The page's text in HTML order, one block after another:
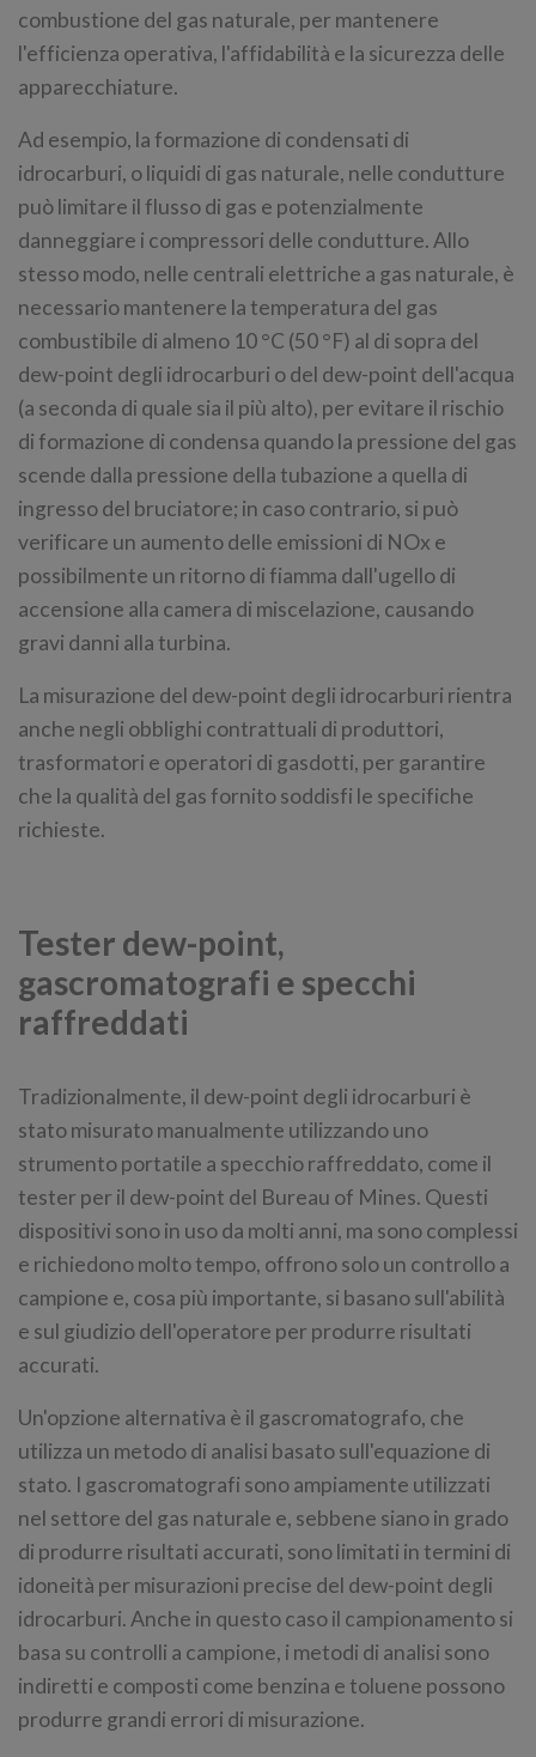
combustione del gas naturale, per mantenere
l'efficienza operativa, l'affidabilità e la sicurezza delle
apparecchiature.
Ad esempio, la formazione di condensati di
idrocarburi, o liquidi di gas naturale, nelle condutture
può limitare il flusso di gas e potenzialmente
danneggiare i compressori delle condutture. Allo
stesso modo, nelle centrali elettriche a gas naturale, è
necessario mantenere la temperatura del gas
combustibile di almeno 10 °C (50 °F) al di sopra del
dew-point degli idrocarburi o del dew-point dell'acqua
(a seconda di quale sia il più alto), per evitare il rischio
di formazione di condensa quando la pressione del gas
scende dalla pressione della tubazione a quella di
ingresso del bruciatore; in caso contrario, si può
verificare un aumento delle emissioni di NOx e
possibilmente un ritorno di fiamma dall'ugello di
accensione alla camera di miscelazione, causando
gravi danni alla turbina.
La misurazione del dew-point degli idrocarburi rientra
anche negli obblighi contrattuali di produttori,
trasformatori e operatori di gasdotti, per garantire
che la qualità del gas fornito soddisfi le specifiche
richieste.
Tester dew-point,
gascromatografi e specchi
raffreddati
Tradizionalmente, il dew-point degli idrocarburi è
stato misurato manualmente utilizzando uno
strumento portatile a specchio raffreddato, come il
tester per il dew-point del Bureau of Mines. Questi
dispositivi sono in uso da molti anni, ma sono complessi
e richiedono molto tempo, offrono solo un controllo a
campione e, cosa più importante, si basano sull'abilità
e sul giudizio dell'operatore per produrre risultati
accurati.
Un'opzione alternativa è il gascromatografo, che
utilizza un metodo di analisi basato sull'equazione di
stato. I gascromatografi sono ampiamente utilizzati
nel settore del gas naturale e, sebbene siano in grado
di produrre risultati accurati, sono limitati in termini di
idoneità per misurazioni precise del dew-point degli
idrocarburi. Anche in questo caso il campionamento si
basa su controlli a campione, i metodi di analisi sono
indiretti e composti come benzina e toluene possono
produrre grandi errori di misurazione.